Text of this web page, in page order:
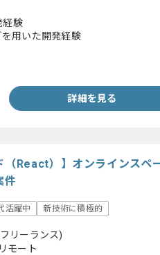
経験
用いた開発経験
詳細を見る
（React）】オンラインスペ
件
活躍中 新技術に積極的
リーランス)
モート